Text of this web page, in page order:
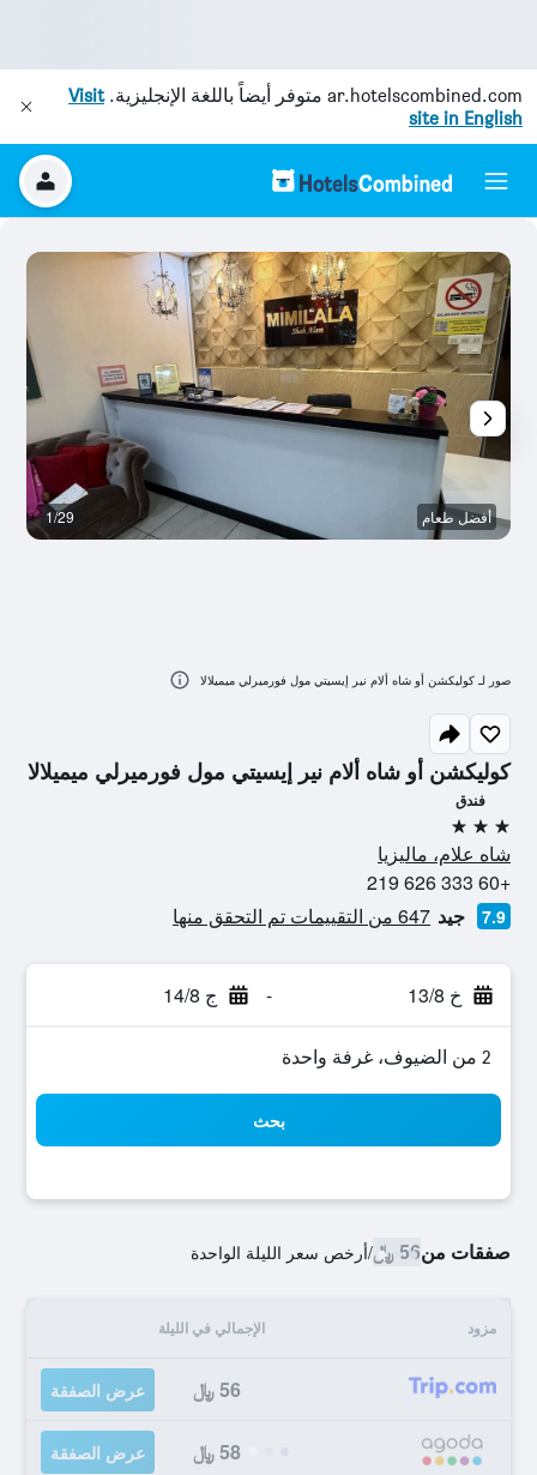
ar.hotelscombined.com متوفر أيضاً باللغة الإنجليزية.Visit
site in English
كوليكشن أو شاه ألام نير إيسيتي مول فورميرلي ميميلالا
فندق
3 نجوم
شاه علام، ماليزيا
+60 333 626 219
7.9 جيد 647 من التقييمات تم التحقق منها
خ 13/8 - ج 14/8
2 من الضيوف، غرفة واحدة
بحث
صفقات من56 ﷼ /أرخص سعر الليلة الواحدة
مزود الإجمالي في الليلة
56 ﷼ عرض الصفقة
58 ﷼ عرض الصفقة
أفضل طعام 1/29
صور لـ كوليكشن أو شاه ألام نير إيسيتي مول فورميرلي ميميلالا